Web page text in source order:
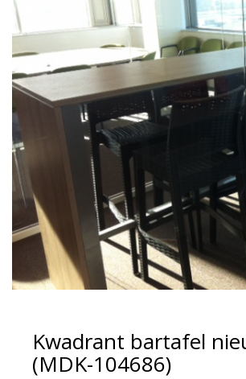
Kwadrant bartafel
(MDK-104686)